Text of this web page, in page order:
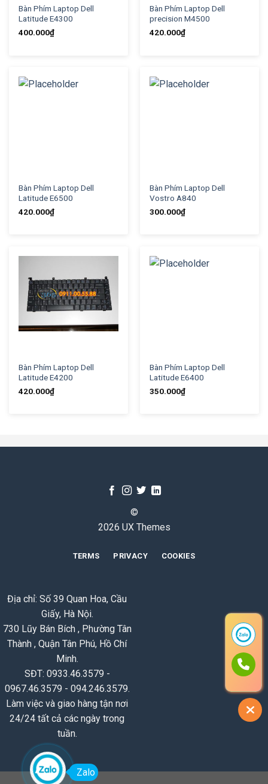
Bàn Phím Laptop Dell
Latitude E4300
400.000₫
Bàn Phím Laptop Dell
precision M4500
420.000₫
Bàn Phím Laptop Dell
Latitude E6500
420.000₫
Bàn Phím Laptop Dell
Vostro A840
300.000₫
Bàn Phím Laptop Dell
Latitude E4200
420.000₫
Bàn Phím Laptop Dell
Latitude E6400
350.000₫
©
2026 UX Themes
TERMS PRIVACY COOKIES
Địa chỉ: Số 39 Quan Hoa, Cầu
Giấy, Hà Nội.
730 Lũy Bán Bích , Phường Tân
Thành , Quận Tân Phú, Hồ Chí
Minh.
SĐT: 0933.46.3579 -
0967.46.3579 - 094.246.3579.
Làm việc và giao hàng tận nơi
24/24 tất cả các ngày trong
tuần.
Zalo